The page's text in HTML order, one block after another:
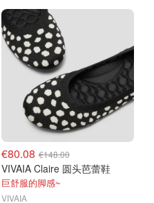
€80.08 €148.00
VIVAIA Claire 圆头芭蕾鞋
巨舒服的脚感~
VIVAIA